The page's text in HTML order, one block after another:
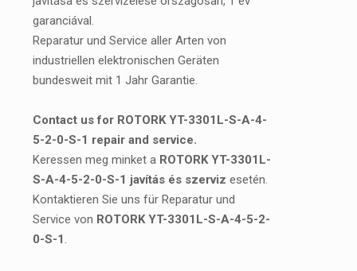
garanciával.
Reparatur und Service aller Arten von
industriellen elektronischen Geräten
bundesweit mit 1 Jahr Garantie.
Contact us for ROTORK YT-3301L-S-A-4-
5-2-0-S-1 repair and service.
Keressen meg minket a ROTORK YT-3301L-
S-A-4-5-2-0-S-1 javítás és szerviz esetén.
Kontaktieren Sie uns für Reparatur und
Service von ROTORK YT-3301L-S-A-4-5-2-
0-S-1 .